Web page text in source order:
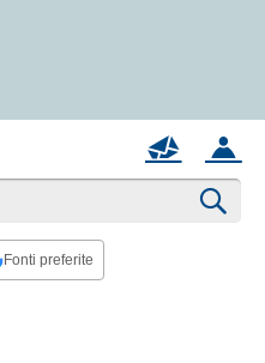
ACCOUNT
MAIL
Fonti preferite